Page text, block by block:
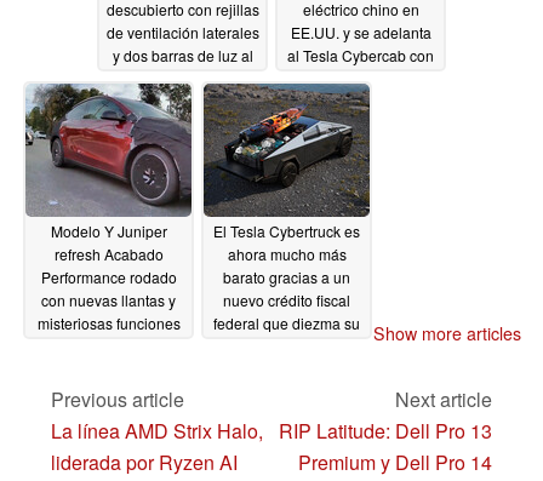
descubierto con rejillas
de ventilación laterales
y dos barras de luz al
estilo Cybercab
01/09/2025
eléctrico chino en
EE.UU. y se adelanta
al Tesla Cybercab con
el Zeekr RT impulsado
por NVIDIA Thor
01/09/2025
Modelo Y Juniper
refresh Acabado
Performance rodado
con nuevas llantas y
misteriosas funciones
El Tesla Cybertruck es
ahora mucho más
barato gracias a un
nuevo crédito fiscal
federal que diezma su
Show more articles
Previous article
La línea AMD Strix Halo,
liderada por Ryzen AI
Next article
RIP Latitude: Dell Pro 13
Premium y Dell Pro 14